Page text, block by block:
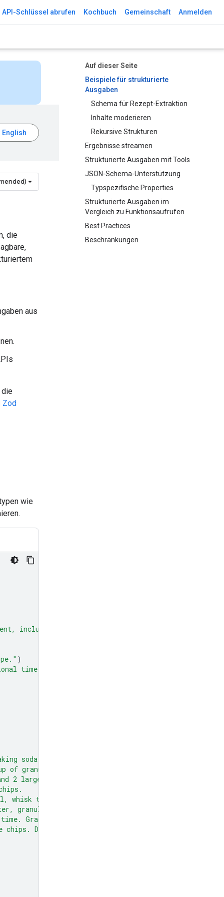
API-Schlüssel abrufen Kochbuch Gemeinschaft Anmelden
Auf dieser Seite
Beispiele für strukturierte
Ausgaben
Schema für Rezept-Extraktion
Inhalte moderieren
Rekursive Strukturen
Ergebnisse streamen
Strukturierte Ausgaben mit Tools
JSON-Schema-Unterstützung
Typspezifische Properties
Strukturierte Ausgaben im
Vergleich zu Funktionsaufrufen
Best Practices
Beschränkungen
die
aus
die
Zod
wie
including units."
)
time in minutes to prepare the recipe."
soda,
of granulated sugar,
2 large eggs.
whisk together the flour,
granulated sugar, and brown sugar
Gradually beat in the dry
Drop by rounded tablespoons